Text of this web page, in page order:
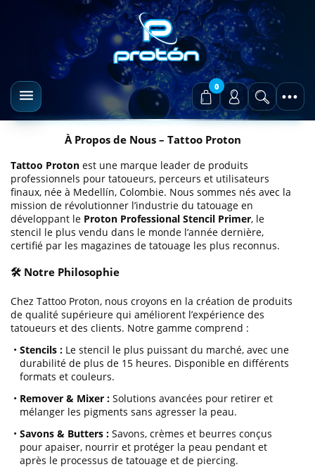
0
À Propos de Nous – Tattoo Proton
Tattoo Proton est une marque leader de produits
professionnels pour tatoueurs, perceurs et utilisateurs
finaux, née à Medellín, Colombie. Nous sommes nés avec la
mission de révolutionner l’industrie du tatouage en
développant le Proton Professional Stencil Primer, le
stencil le plus vendu dans le monde l’année dernière,
certifié par les magazines de tatouage les plus reconnus.
🛠️ Notre Philosophie
Chez Tattoo Proton, nous croyons en la création de produits
de qualité supérieure qui améliorent l’expérience des
tatoueurs et des clients. Notre gamme comprend :
• Stencils : Le stencil le plus puissant du marché, avec une
durabilité de plus de 15 heures. Disponible en différents
formats et couleurs.
• Remover & Mixer : Solutions avancées pour retirer et
mélanger les pigments sans agresser la peau.
• Savons & Butters : Savons, crèmes et beurres conçus
pour apaiser, nourrir et protéger la peau pendant et
après le processus de tatouage et de piercing.